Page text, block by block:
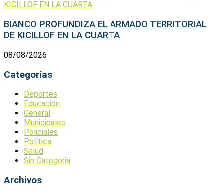
BIANCO PROFUNDIZA EL ARMADO TERRITORIAL
DE KICILLOF EN LA CUARTA
08/08/2026
Categorías
Deportes
Educación
General
Municipales
Policiales
Política
Salud
Sin Categoria
Archivos